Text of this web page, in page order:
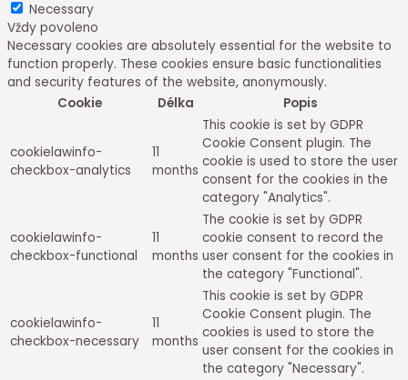
Necessary
Vždy povoleno
Necessary cookies are absolutely essential for the website to
function properly. These cookies ensure basic functionalities
and security features of the website, anonymously.
Cookie
Délka Popis
cookielawinfo-
checkbox-analytics
11
months
This cookie is set by GDPR
Cookie Consent plugin. The
cookie is used to store the user
consent for the cookies in the
category "Analytics".
cookielawinfo-
checkbox-functional
11
months
The cookie is set by GDPR
cookie consent to record the
user consent for the cookies in
the category "Functional".
cookielawinfo-
checkbox-necessary
11
months
This cookie is set by GDPR
Cookie Consent plugin. The
cookies is used to store the
user consent for the cookies in
the category "Necessary".